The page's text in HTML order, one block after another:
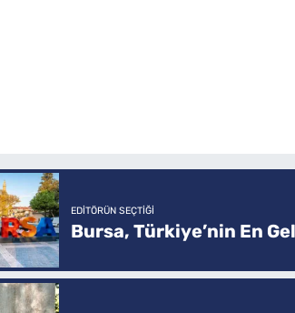
EDITÖRÜN SEÇTIĞI
Bursa, Türkiye’nin En